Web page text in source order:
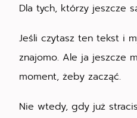
Dla tych, którzy jeszcze
Jeśli czytasz ten tekst i
znajomo. Ale ja jeszcze
moment, żeby zacząć.
Nie wtedy, gdy już